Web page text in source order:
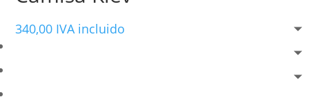
340,00 IVA incluido